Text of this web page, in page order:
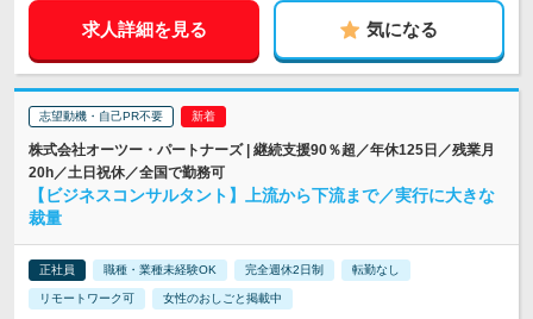
求人詳細を見る 気になる
志望動機・自己PR不要
株式会社オーツー・パートナーズ | 継続支援90％超／年休125日／残業月
20h／土日祝休／全国で勤務可
【ビジネスコンサルタント】上流から下流まで／実行に大きな
裁量
正社員 職種・業種未経験OK 完全週休2日制 転勤なし
リモートワーク可 女性のおしごと掲載中